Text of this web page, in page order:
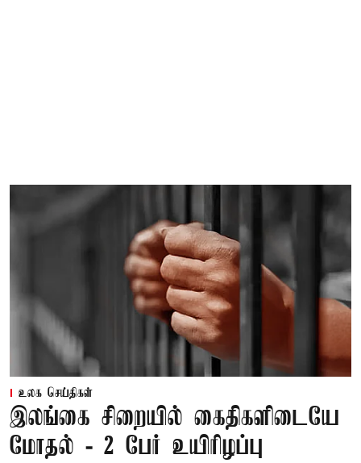
உலக செய்திகள்
இலங்கை சிறையில் கைதிகளிடையே
மோதல் - 2 பேர் உயிரிழப்பு